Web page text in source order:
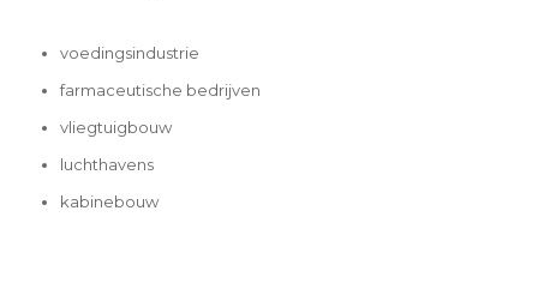
voedingsindustrie
farmaceutische bedrijven
vliegtuigbouw
luchthavens
kabinebouw